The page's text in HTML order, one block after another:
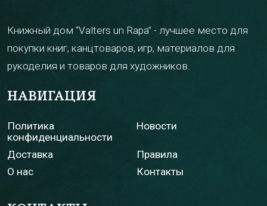
Книжный дом “Valters un Rapa” - лучшее место для
покупки книг, канцтоваров, игр, материалов для
рукоделия и товаров для художников.
НАВИГАЦИЯ
Политика
конфиденциальности
Новости
Доставка
Правила
О нас
Контакты